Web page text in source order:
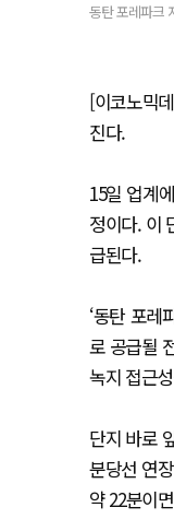
동탄 포레파크
[이코노믹
진다.
15일 업계
정이다. 이
급된다.
‘동탄 포레
로 공급될
녹지 접근
단지 바로
분당선 연
약 22분이